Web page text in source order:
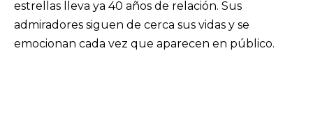
estrellas lleva ya 40 años de relación. Sus
admiradores siguen de cerca sus vidas y se
emocionan cada vez que aparecen en público.